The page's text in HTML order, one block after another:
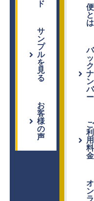
ド
サ
ン
プ
ル
を
見
る
お
客
様
の
声
便
と
は
バ
ッ
ク
ナ
ン
バ
ー
ご
利
用
料
金
オ
ン
ラ